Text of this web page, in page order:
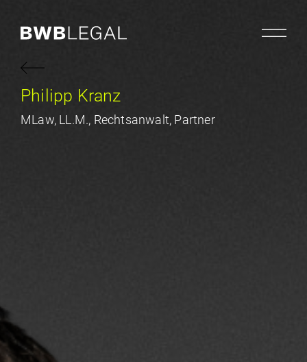
Philipp Kranz
MLaw, LL.M., Rechtsanwalt, Partner